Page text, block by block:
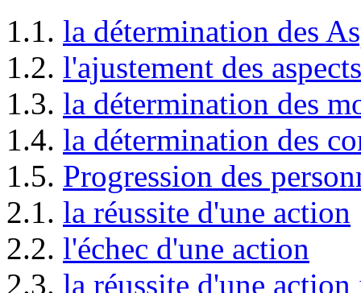
1.1. la détermination des
1.2. l'ajustement des aspects
1.3. la détermination des
1.4. la détermination des
1.5. Progression des
2.1. la réussite d'une action
2.2. l'échec d'une action
2.3. la réussite d'une